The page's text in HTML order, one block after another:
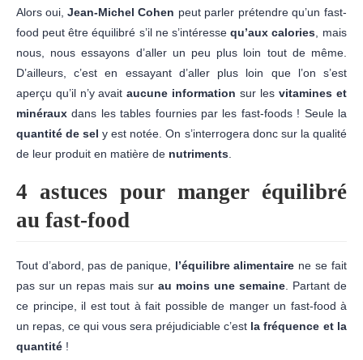
Alors oui, Jean-Michel Cohen peut parler prétendre qu’un fast-
food peut être équilibré s’il ne s’intéresse qu’aux calories , mais
nous, nous essayons d’aller un peu plus loin tout de même.
D’ailleurs, c’est en essayant d’aller plus loin que l’on s’est
aperçu qu’il n’y avait aucune information sur les vitamines et
minéraux dans les tables fournies par les fast-foods ! Seule la
quantité de sel y est notée. On s’interrogera donc sur la qualité
de leur produit en matière de nutriments
4 astuces pour manger équilibré
au fast-food
Tout d’abord, pas de panique, l’équilibre alimentaire ne se fait
pas sur un repas mais sur au moins une semaine . Partant de
ce principe, il est tout à fait possible de manger un fast-food à
un repas, ce qui vous sera préjudiciable c’est la fréquence et la
quantité !